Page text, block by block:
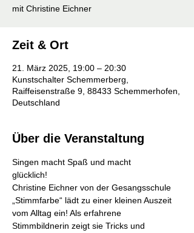
mit Christine Eichner
Zeit & Ort
21. März 2025, 19:00 – 20:30
Kunstschalter Schemmerberg,
Raiffeisenstraße 9, 88433 Schemmerhofen,
Deutschland
Über die Veranstaltung
Singen macht Spaß und macht
glücklich!
Christine Eichner von der Gesangsschule
„Stimmfarbe“ lädt zu einer kleinen Auszeit
vom Alltag ein! Als erfahrene
Stimmbildnerin zeigt sie Tricks und